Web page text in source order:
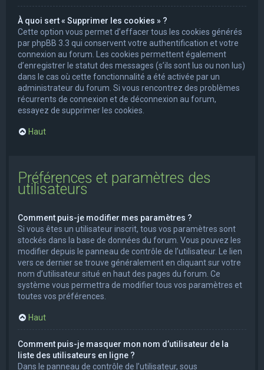
À quoi sert « Supprimer les cookies » ?
Cette option vous permet d’effacer tous les cookies générés
par phpBB 3.3 qui conservent votre authentification et votre
connexion au forum. Les cookies permettent également
d’enregistrer le statut des messages (s’ils sont lus ou non lus)
dans le cas où cette fonctionnalité a été activée par un
administrateur du forum. Si vous rencontrez des problèmes
récurrents de connexion et de déconnexion au forum,
essayez de supprimer les cookies.
Haut
Préférences et paramètres des
utilisateurs
Comment puis-je modifier mes paramètres ?
Si vous êtes un utilisateur inscrit, tous vos paramètres sont
stockés dans la base de données du forum. Vous pouvez les
modifier depuis le panneau de contrôle de l’utilisateur. Le lien
vers ce dernier se trouve généralement en cliquant sur votre
nom d’utilisateur situé en haut des pages du forum. Ce
système vous permettra de modifier tous vos paramètres et
toutes vos préférences.
Haut
Comment puis-je masquer mon nom d’utilisateur de la
liste des utilisateurs en ligne ?
Dans le panneau de contrôle de l’utilisateur, sous